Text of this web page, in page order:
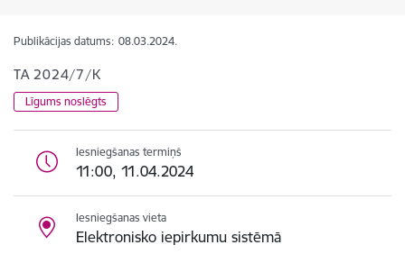
Publikācijas datums: 08.03.2024.
TA 2024/7/K
Līgums noslēgts
Iesniegšanas termiņš
11:00, 11.04.2024
Iesniegšanas vieta
Elektronisko iepirkumu sistēmā